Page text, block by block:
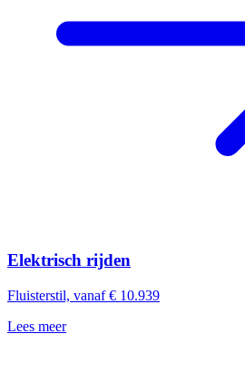
Elektrisch rijden
Fluisterstil, vanaf € 10.939
Lees meer